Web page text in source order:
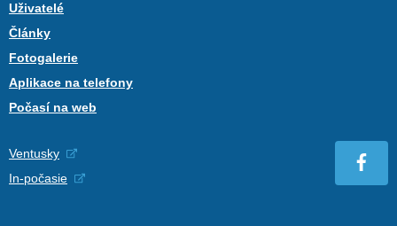
Uživatelé
Články
Fotogalerie
Aplikace na telefony
Počasí na web
Ventusky
In-počasie